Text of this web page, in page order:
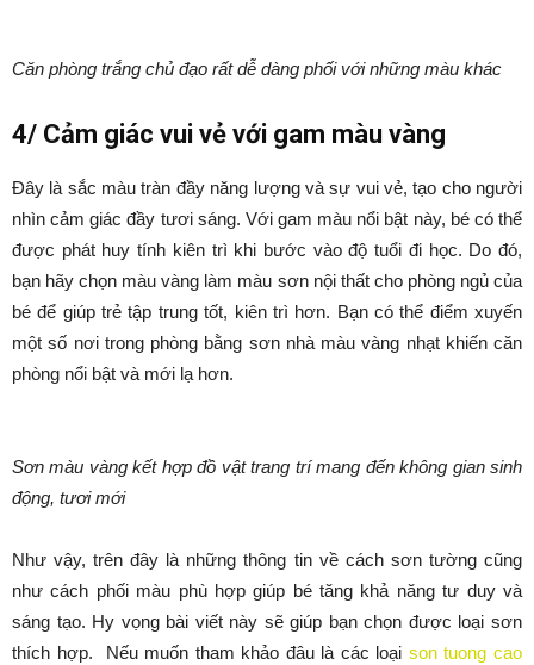
Căn phòng trắng chủ đạo rất dễ dàng phối với những màu khác
4/ Cảm giác vui vẻ với gam màu vàng
Đây là sắc màu tràn đầy năng lượng và sự vui vẻ, tạo cho người
nhìn cảm giác đầy tươi sáng. Với gam màu nổi bật này, bé có thể
được phát huy tính kiên trì khi bước vào độ tuổi đi học. Do đó,
bạn hãy chọn màu vàng làm màu sơn nội thất cho phòng ngủ của
bé để giúp trẻ tập trung tốt, kiên trì hơn. Bạn có thể điểm xuyến
một số nơi trong phòng bằng sơn nhà màu vàng nhạt khiến căn
phòng nổi bật và mới lạ hơn.
Sơn màu vàng kết hợp đồ vật trang trí mang đến không gian sinh
động, tươi mới
Như vậy, trên đây là những thông tin về cách sơn tường cũng
như cách phối màu phù hợp giúp bé tăng khả năng tư duy và
sáng tạo. Hy vọng bài viết này sẽ giúp bạn chọn được loại sơn
thích hợp. Nếu muốn tham khảo đâu là các loại son tuong cao